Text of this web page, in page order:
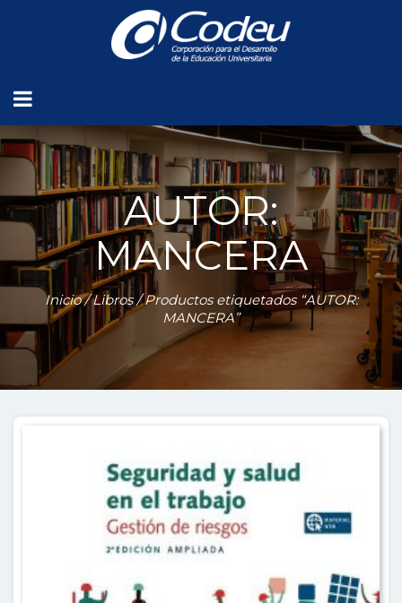
AUTOR:
MANCERA
Inicio/Libros/ Productos etiquetados “AUTOR:
MANCERA”